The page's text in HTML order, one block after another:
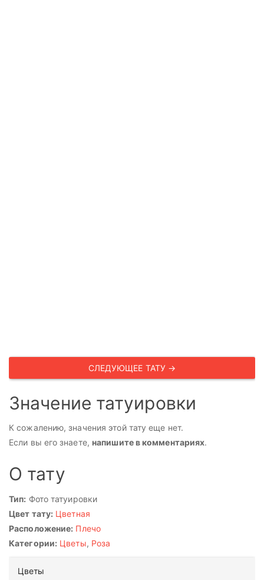
СЛЕДУЮЩЕЕ ТАТУ →
Значение татуировки
К сожалению, значения этой тату еще нет.
Если вы его знаете, напишите в комментариях.
О тату
Тип: Фото татуировки
Цвет тату: Цветная
Расположение: Плечо
Категории: Цветы, Роза
Цветы